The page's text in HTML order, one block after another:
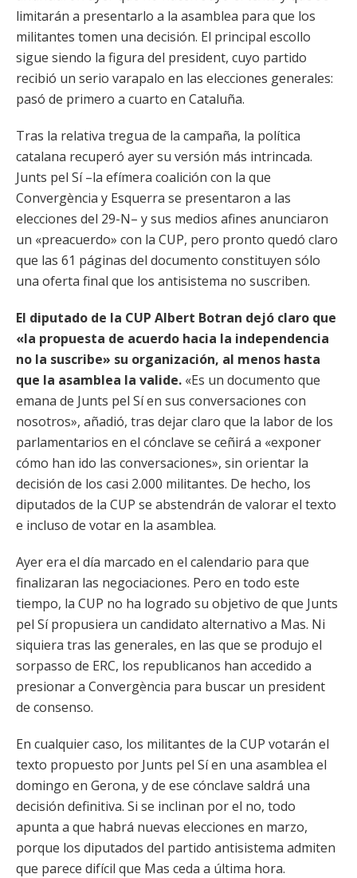
limitarán a presentarlo a la asamblea para que los
militantes tomen una decisión. El principal escollo
sigue siendo la figura del president, cuyo partido
recibió un serio varapalo en las elecciones generales:
pasó de primero a cuarto en Cataluña.
Tras la relativa tregua de la campaña, la política
catalana recuperó ayer su versión más intrincada.
Junts pel Sí –la efímera coalición con la que
Convergència y Esquerra se presentaron a las
elecciones del 29-N– y sus medios afines anunciaron
un «preacuerdo» con la CUP, pero pronto quedó claro
que las 61 páginas del documento constituyen sólo
una oferta final que los antisistema no suscriben.
El diputado de la CUP Albert Botran dejó claro que
«la propuesta de acuerdo hacia la independencia
no la suscribe» su organización, al menos hasta
que la asamblea la valide. «Es un documento que
emana de Junts pel Sí en sus conversaciones con
nosotros», añadió, tras dejar claro que la labor de los
parlamentarios en el cónclave se ceñirá a «exponer
cómo han ido las conversaciones», sin orientar la
decisión de los casi 2.000 militantes. De hecho, los
diputados de la CUP se abstendrán de valorar el texto
e incluso de votar en la asamblea.
Ayer era el día marcado en el calendario para que
finalizaran las negociaciones. Pero en todo este
tiempo, la CUP no ha logrado su objetivo de que Junts
pel Sí propusiera un candidato alternativo a Mas. Ni
siquiera tras las generales, en las que se produjo el
sorpasso de ERC, los republicanos han accedido a
presionar a Convergència para buscar un president
de consenso.
En cualquier caso, los militantes de la CUP votarán el
texto propuesto por Junts pel Sí en una asamblea el
domingo en Gerona, y de ese cónclave saldrá una
decisión definitiva. Si se inclinan por el no, todo
apunta a que habrá nuevas elecciones en marzo,
porque los diputados del partido antisistema admiten
que parece difícil que Mas ceda a última hora.